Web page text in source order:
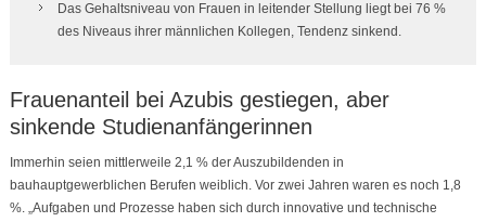
Das Gehaltsniveau von Frauen in leitender Stellung liegt bei 76 %
des Niveaus ihrer männlichen Kollegen, Tendenz sinkend.
Frauenanteil bei Azubis gestiegen, aber
sinkende Studienanfängerinnen
Immerhin seien mittlerweile 2,1 % der Auszubildenden in
bauhauptgewerblichen Berufen weiblich. Vor zwei Jahren waren es noch 1,8
%. „Aufgaben und Prozesse haben sich durch innovative und technische